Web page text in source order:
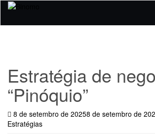
Skip
main
Estratégia de
“Pinóquio”
8 de setembro de 20258 de setembro de
Estratégias